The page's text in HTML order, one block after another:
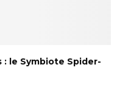
: le Symbiote Spider-